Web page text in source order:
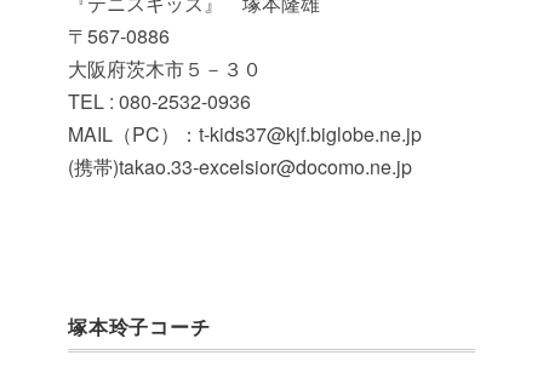
〒567-0886
大阪府茨木市５－３０
TEL : 080-2532-0936
MAIL（PC）：t-kids37@kjf.biglobe.ne.jp
(携帯)takao.33-excelsior@docomo.ne.jp
塚本玲子コーチ